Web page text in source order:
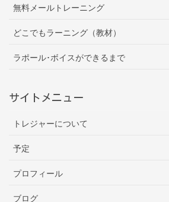
無料メールトレーニング
どこでもラーニング（教材）
ラポール･ボイスができるまで
サイトメニュー
トレジャーについて
予定
プロフィール
ブログ